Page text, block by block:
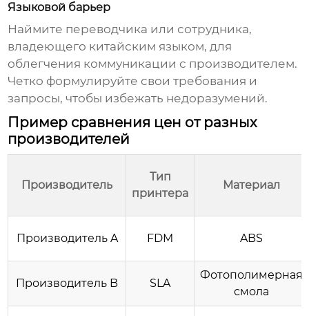
Языковой барьер
Наймите переводчика или сотрудника,
владеющего китайским языком, для
облегчения коммуникации с производителем.
Четко формулируйте свои требования и
запросы, чтобы избежать недоразумений.
Пример сравнения цен от разных
производителей
Производитель
Тип
принтера
Материал
Производитель A FDM ABS
Производитель B SLA
Фотополимерная
смола